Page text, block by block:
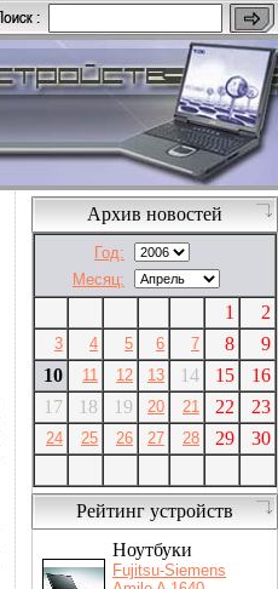
Архив новостей
Год:
Месяц:
1 2
3 4 5 6 7 8
9
10
11 12 13 14 15
16
17
18 19 20 21 22 23
24 25 26 27 28 29 30
Рейтинг устройств
Ноутбуки
Fujitsu-Siemens